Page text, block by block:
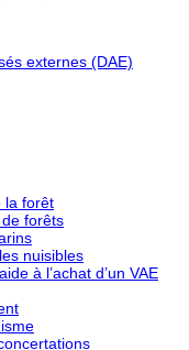
externes (DAE)
la forêt
forêts
nuisibles
à l’achat d’un VAE